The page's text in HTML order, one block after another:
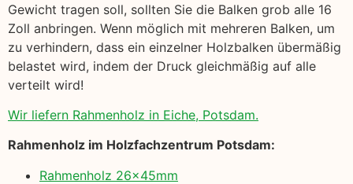
Gewicht tragen soll, sollten Sie die Balken grob alle 16
Zoll anbringen. Wenn möglich mit mehreren Balken, um
zu verhindern, dass ein einzelner Holzbalken übermäßig
belastet wird, indem der Druck gleichmäßig auf alle
verteilt wird!
Wir liefern Rahmenholz in Eiche, Potsdam.
Rahmenholz im Holzfachzentrum Potsdam:
Rahmenholz 26x45mm